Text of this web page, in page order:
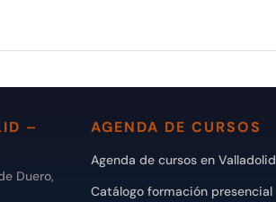
–
Duero,
AGENDA DE CURSOS
Agenda de cursos en Valladolid
Catálogo formación presencial